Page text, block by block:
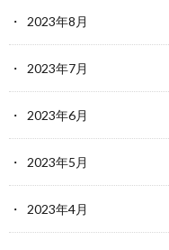
2023年8月
2023年7月
2023年6月
2023年5月
2023年4月